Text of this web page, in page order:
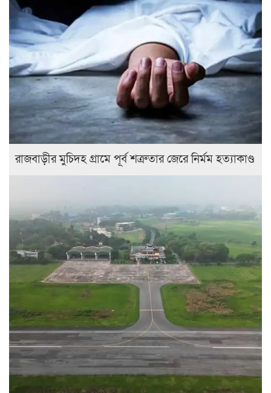
রাজবাড়ীর মুচিদহ গ্রামে পূর্ব শত্রুতার জেরে নির্মম হত্যাকাণ্ড